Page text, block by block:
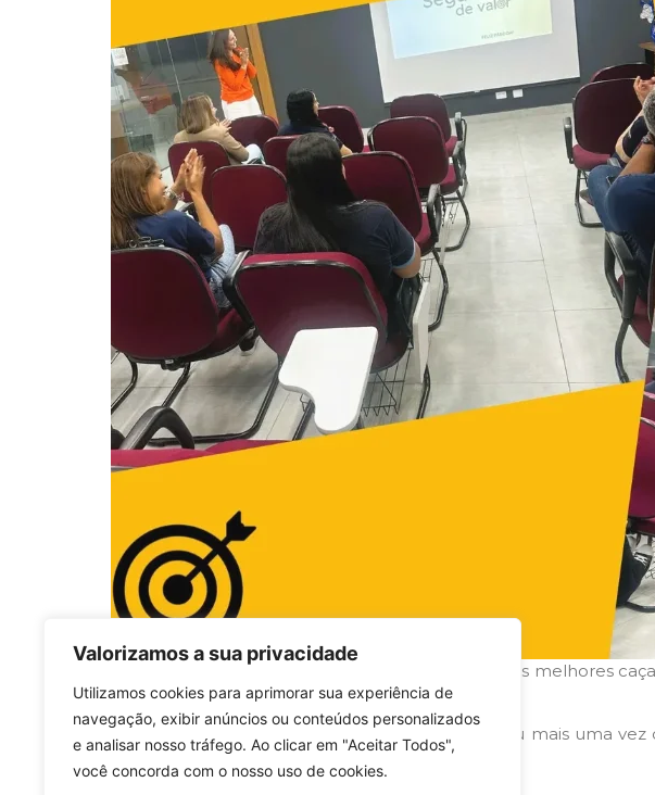
Valorizamos a sua privacidade
Utilizamos cookies para aprimorar sua experiência de
navegação, exibir anúncios ou conteúdos personalizados
e analisar nosso tráfego. Ao clicar em "Aceitar Todos",
você concorda com o nosso uso de cookies.
E como toda boa festa merece um
, os melhores
um super ovão de Páscoa!
Foi uma segunda-feira inesquecível, que mostrou mais uma
união e, desta vez, muito chocolate.